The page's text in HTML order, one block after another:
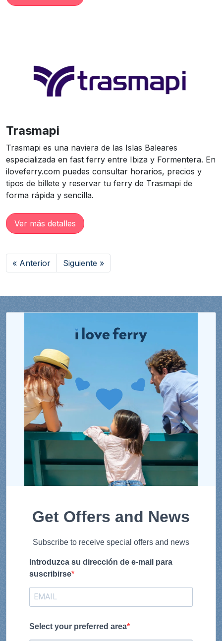
Trasmapi
Trasmapi es una naviera de las Islas Baleares
especializada en fast ferry entre Ibiza y Formentera. En
iloveferry.com puedes consultar horarios, precios y
tipos de billete y reservar tu ferry de Trasmapi de
forma rápida y sencilla.
Ver más detalles
« Anterior Siguiente »
Get Offers and News
Subscribe to receive special offers and news
Introduzca su dirección de e-mail para
suscribirse
Select your preferred area